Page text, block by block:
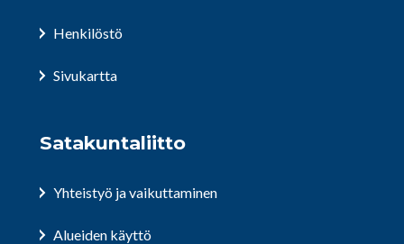
Henkilöstö
Sivukartta
Satakuntaliitto
Yhteistyö ja vaikuttaminen
Alueiden käyttö